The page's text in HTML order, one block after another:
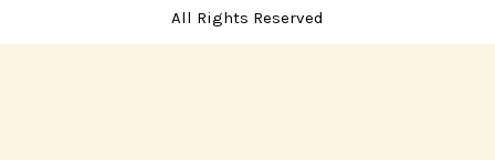
All Rights Reserved